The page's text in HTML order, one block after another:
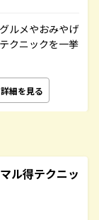
ルメやおみやげ
クニックを一挙
詳細を見る
ル得テクニッ